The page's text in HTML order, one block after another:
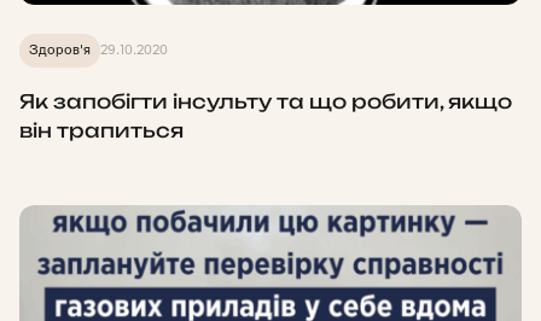
Здоров'я 29.10.2020
Як запобігти інсульту та що робити, якщо
він трапиться